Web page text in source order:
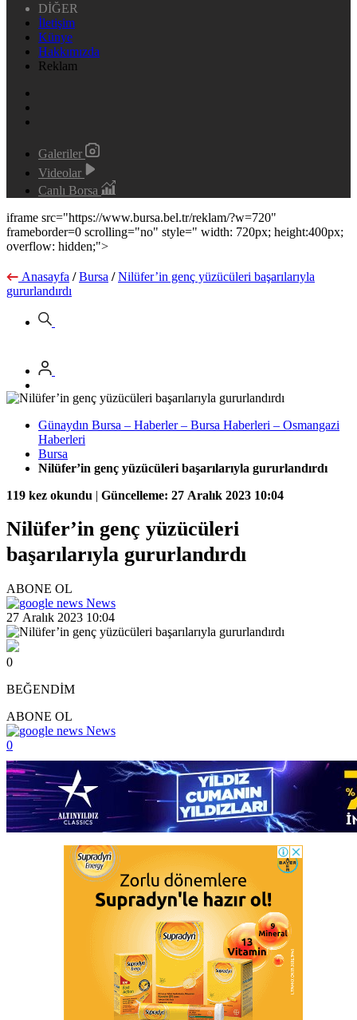
DİĞER
İletişim
Künye
Hakkımızda
Reklam
Galeriler
Videolar
Canlı Borsa
iframe src="https://www.bursa.bel.tr/reklam/?w=720"
frameborder=0 scrolling="no" style=" width: 720px; height:400px;
overflow: hidden;">
Anasayfa / Bursa / Nilüfer’in genç yüzücüleri başarılarıyla
gururlandırdı
Günaydın Bursa – Haberler – Bursa Haberleri – Osmangazi
Haberleri
Bursa
Nilüfer’in genç yüzücüleri başarılarıyla gururlandırdı
119 kez okundu | Güncelleme: 27 Aralık 2023 10:04
Nilüfer’in genç yüzücüleri
başarılarıyla gururlandırdı
ABONE OL
News
27 Aralık 2023 10:04
0
BEĞENDİM
ABONE OL
News
0